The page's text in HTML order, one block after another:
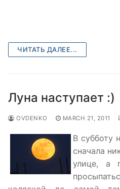
ЧИТАТЬ ДАЛЕЕ...
Луна наступает :)
OVDENKO MARCH 21, 2011
В субботу
сначала
улице, а